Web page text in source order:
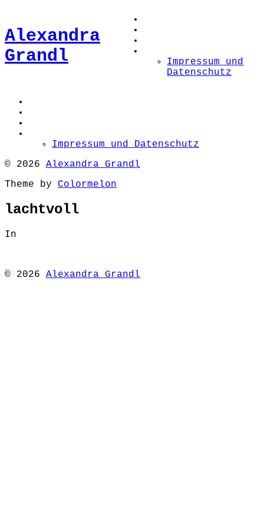
Alexandra
Grandl
Impressum und
Datenschutz
Impressum und Datenschutz
© 2026 Alexandra Grandl
Theme by Colormelon
lachtvoll
In
© 2026 Alexandra Grandl